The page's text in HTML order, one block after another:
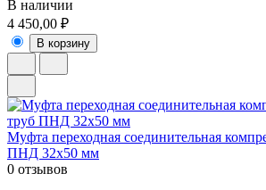
В наличии
4 450,00 ₽
В корзину
Муфта переходная соединительная
ПНД 32х50 мм
0 отзывов